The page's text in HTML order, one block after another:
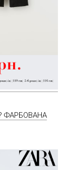
ФАРБОВАНА